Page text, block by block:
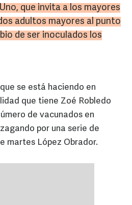
que invita a los mayores
adultos mayores al punto
de ser inoculados los
se está haciendo en
que tiene Zoé Robledo
de vacunados en
por una serie de
martes López Obrador.